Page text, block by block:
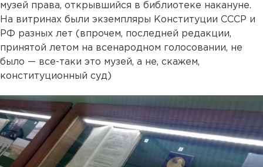
музей права, открывшийся в библиотеке накануне.
На витринах были экземпляры Конституции СССР и
РФ разных лет (впрочем, последней редакции,
принятой летом на всенародном голосовании, не
было — все-таки это музей, а не, скажем,
конституционный суд)